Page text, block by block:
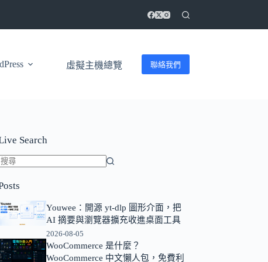
虛擬主機總覽 聯絡我們
Search
到
符
件
Youwee：開源 yt-dlp 圖形介面，把
AI 摘要與瀏覽器擴充收進桌面工具
2026-08-05
WooCommerce 是什麼？
WooCommerce 中文懶人包，免費利